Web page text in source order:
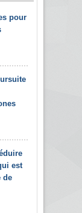
pour
est
de